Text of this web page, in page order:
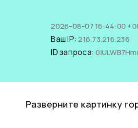
2026-08-07 16:44:00
Ваш IP:216.73.216.236
ID запроса:
Разверните картинку